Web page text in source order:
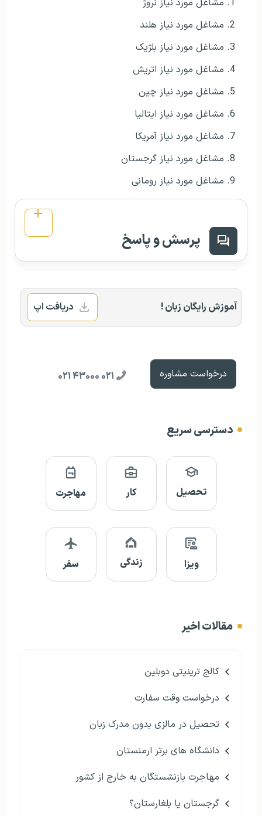
مشاغل مورد نیاز نروژ
مشاغل مورد نیاز هلند
مشاغل مورد نیاز بلژیک
مشاغل مورد نیاز اتریش
مشاغل مورد نیاز چین
مشاغل مورد نیاز ایتالیا
مشاغل مورد نیاز آمریکا
مشاغل مورد نیاز گرجستان
مشاغل مورد نیاز رومانی
پرسش و پاسخ
آموزش رایگان زبان ! دریافت اپ
درخواست مشاوره ۰۲۱ ۴۳۰۰۰ ۰۲۱
دسترسی سریع
تحصیل کار مهاجرت
ویزا زندگی سفر
مقالات اخیر
کالج ترینیتی دوبلین
درخواست وقت سفارت
تحصیل در مالزی بدون مدرک زبان
دانشگاه های برتر ارمنستان
مهاجرت بازنشستگان به خارج از کشور
گرجستان یا بلغارستان؟